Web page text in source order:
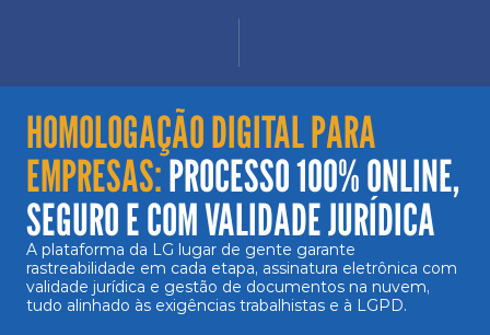
HOMOLOGAÇÃO DIGITAL PARA
EMPRESAS: PROCESSO 100% ONLINE,
SEGURO E COM VALIDADE JURÍDICA
A plataforma da LG lugar de gente garante
rastreabilidade em cada etapa, assinatura eletrônica com
validade jurídica e gestão de documentos na nuvem,
tudo alinhado às exigências trabalhistas e à LGPD.